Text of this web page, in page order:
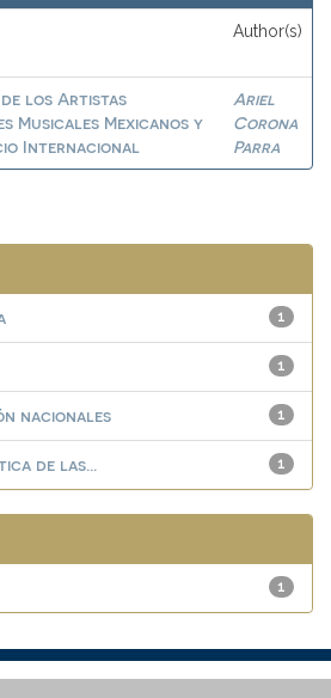
Author(s)
los Artistas
Musicales Mexicanos y
Internacional
Ariel
Corona
Parra
1
1
1
nacionales
1
de las...
1